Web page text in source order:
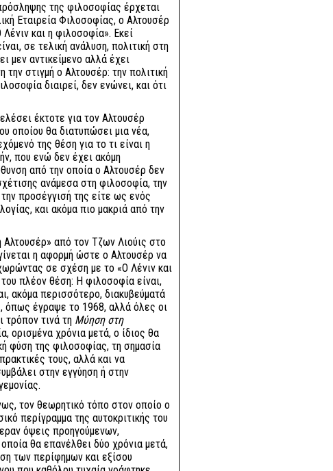
της φιλοσοφίας έρχεται
Εταιρεία Φιλοσοφίας, ο Αλτουσέρ
και η φιλοσοφία». Εκεί
σε τελική ανάλυση, πολιτική στη
μεν αντικείμενο αλλά έχει
την στιγμή ο Αλτουσέρ: την πολιτική
διαιρεί, δεν ενώνει, και ότι
έκτοτε για τον Αλτουσέρ
οποίου θα διατυπώσει μια νέα,
της θέση για το τι είναι η
που ενώ δεν έχει ακόμη
από την οποία ο Αλτουσέρ δεν
ανάμεσα στη φιλοσοφία, την
προσέγγισή της είτε ως ενός
και ακόμα πιο μακριά από την
από τον Τζων Λιούις στο
η αφορμή ώστε ο Αλτουσέρ να
σε σχέση με το «Ο Λένιν και
πλέον θέση: Η φιλοσοφία είναι,
ακόμα περισσότερο, διακυβεύματά
όπως έγραψε το 1968, αλλά όλες οι
τρόπον τινά τη Μύηση στη
ορισμένα χρόνια μετά, ο ίδιος θα
φύση της φιλοσοφίας, τη σημασία
τους, αλλά και να
στην εγγύηση ή στην
τον θεωρητικό τόπο στον οποίο ο
περίγραμμα της αυτοκριτικής του
όψεις προηγούμενων,
θα επανέλθει δύο χρόνια μετά,
των περίφημων και εξίσου